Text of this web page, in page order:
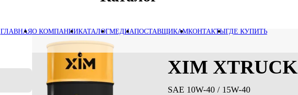
ГЛАВНАЯО КОМПАНИИКАТАЛОГМЕДИАПОСТАВЩИКАМКОНТАКТЫГДЕ КУПИТЬ
XIM XTRUCK
SAE 10W-40 / 15W-40